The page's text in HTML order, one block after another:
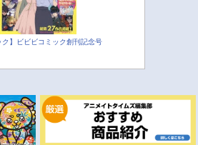
ク】ビビビコミック創刊記念号